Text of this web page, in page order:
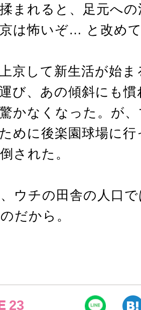
まれると、足元へ
は怖いぞ… と改め
京して新生活が始ま
び、あの傾斜にも
かなくなった。が
めに後楽園球場に
された。
ウチの田舎の人口
だから。
23